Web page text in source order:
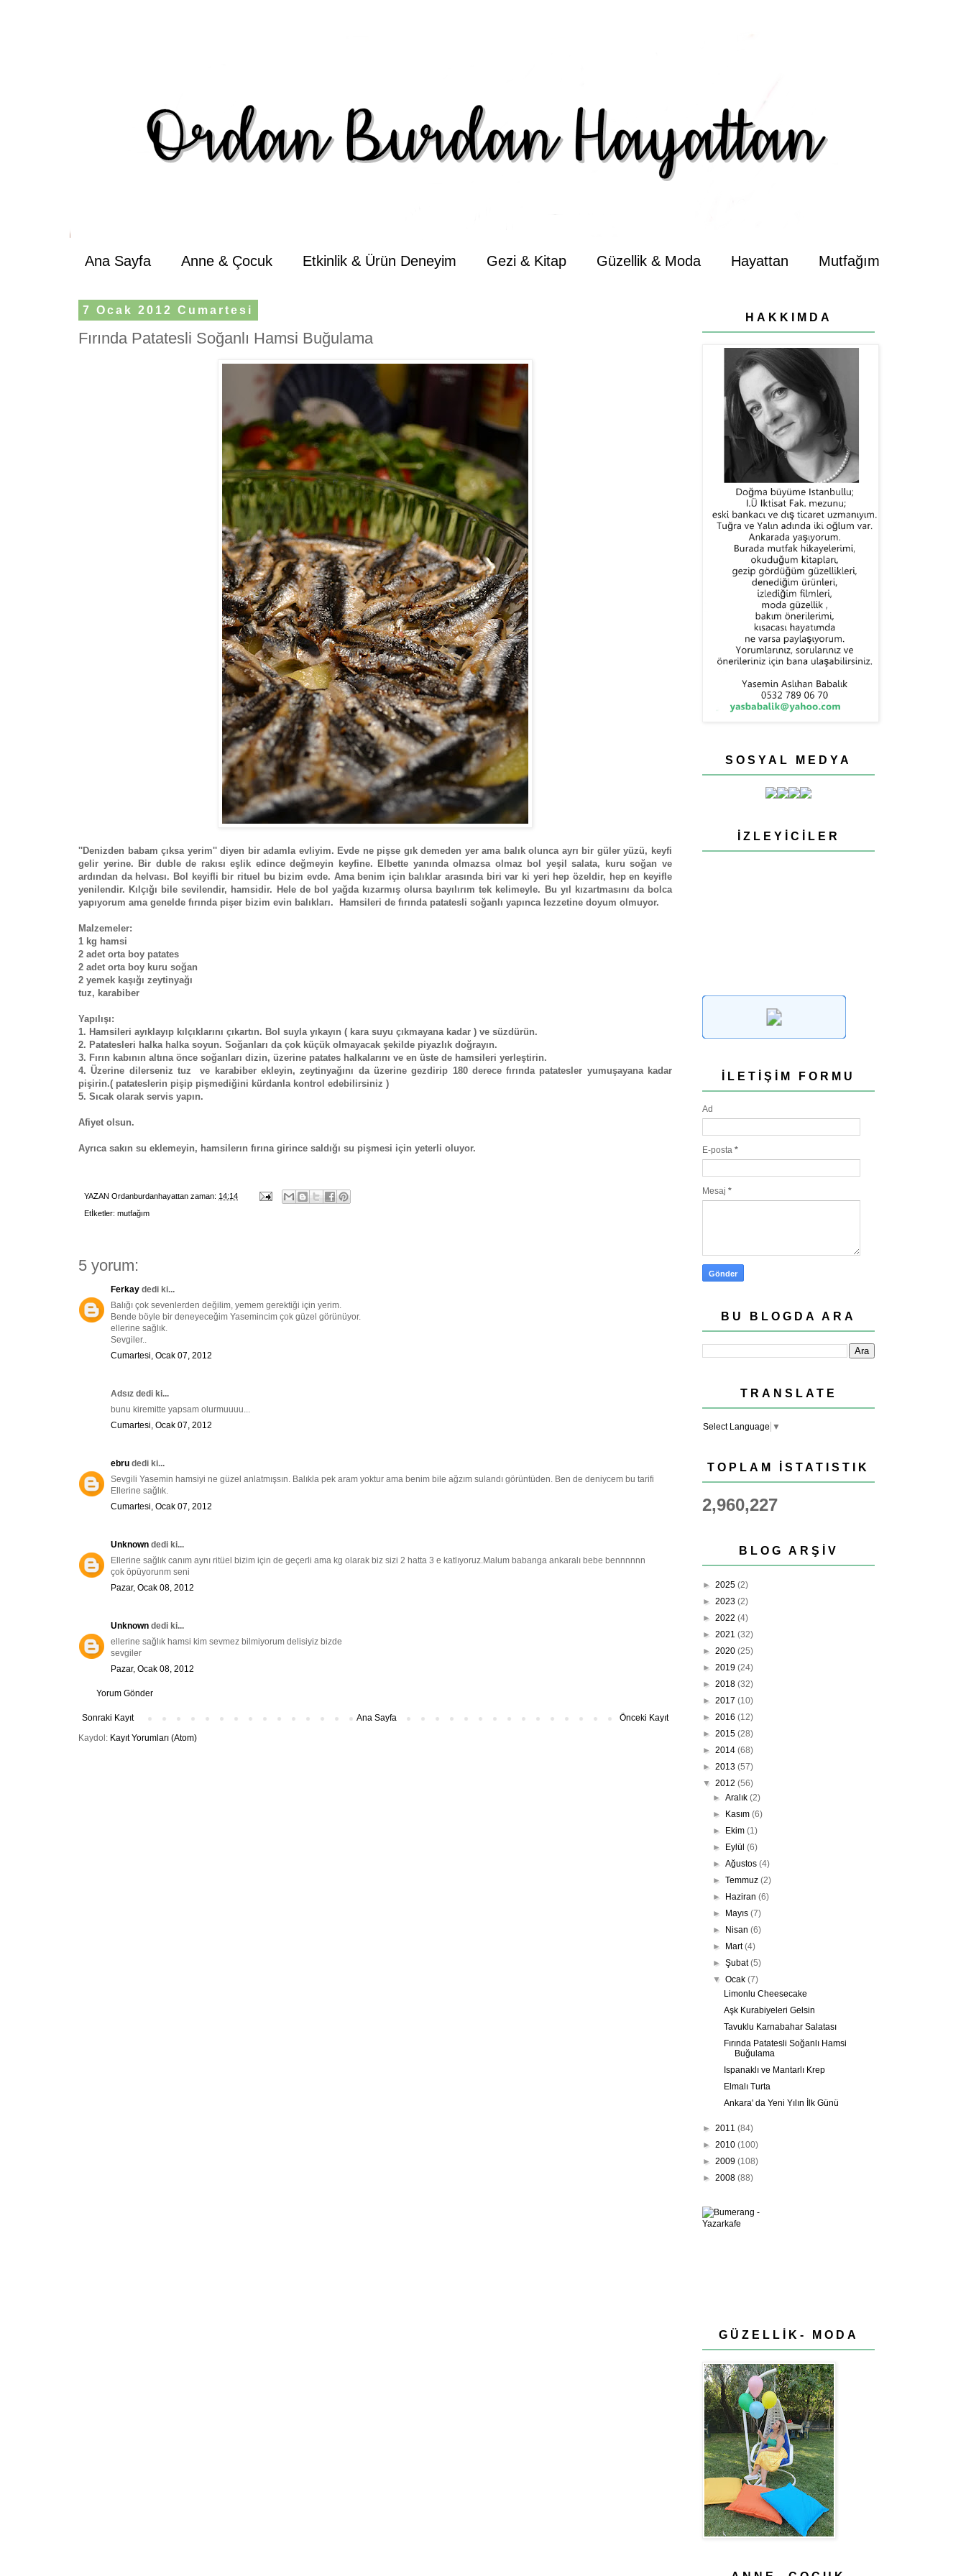
Ana Sayfa Anne & Çocuk Etkinlik & Ürün Deneyim Gezi & Kitap Güzellik & Moda Hayattan Mutfağım
7 Ocak 2012 Cumartesi
Fırında Patatesli Soğanlı Hamsi Buğulama
''Denizden babam çıksa yerim'' diyen bir adamla evliyim. Evde ne pişse gık demeden yer ama balık olunca ayrı bir güler yüzü, keyfi
gelir yerine. Bir duble de rakısı eşlik edince değmeyin keyfine. Elbette yanında olmazsa olmaz bol yeşil salata, kuru soğan ve
ardından da helvası. Bol keyifli bir rituel bu bizim evde. Ama benim için balıklar arasında biri var ki yeri hep özeldir, hep en keyifle
yenilendir. Kılçığı bile sevilendir, hamsidir. Hele de bol yağda kızarmış olursa bayılırım tek kelimeyle. Bu yıl kızartmasını da bolca
yapıyorum ama genelde fırında pişer bizim evin balıkları. Hamsileri de fırında patatesli soğanlı yapınca lezzetine doyum olmuyor.
Malzemeler:
1 kg hamsi
2 adet orta boy patates
2 adet orta boy kuru soğan
2 yemek kaşığı zeytinyağı
tuz, karabiber
Yapılışı:
1. Hamsileri ayıklayıp kılçıklarını çıkartın. Bol suyla yıkayın ( kara suyu çıkmayana kadar ) ve süzdürün.
2. Patatesleri halka halka soyun. Soğanları da çok küçük olmayacak şekilde piyazlık doğrayın.
3. Fırın kabının altına önce soğanları dizin, üzerine patates halkalarını ve en üste de hamsileri yerleştirin.
4. Üzerine dilerseniz tuz ve karabiber ekleyin, zeytinyağını da üzerine gezdirip 180 derece fırında patatesler yumuşayana kadar
pişirin.( patateslerin pişip pişmediğini kürdanla kontrol edebilirsiniz )
5. Sıcak olarak servis yapın.
Afiyet olsun.
Ayrıca sakın su eklemeyin, hamsilerın fırına girince saldığı su pişmesi için yeterli oluyor.
YAZAN Ordanburdanhayattan zaman: 14:14
Etİketler: mutfağım
5 yorum:
Ferkay dedi ki...
Balığı çok sevenlerden değilim, yemem gerektiği için yerim.
Bende böyle bir deneyeceğim Yasemincim çok güzel görünüyor.
ellerine sağlık.
Sevgiler..
Cumartesi, Ocak 07, 2012
Adsız dedi ki...
bunu kiremitte yapsam olurmuuuu...
Cumartesi, Ocak 07, 2012
ebru dedi ki...
Sevgili Yasemin hamsiyi ne güzel anlatmışsın. Balıkla pek aram yoktur ama benim bile ağzım sulandı görüntüden. Ben de deniycem bu tarifi
Ellerine sağlık.
Cumartesi, Ocak 07, 2012
Unknown dedi ki...
Ellerine sağlık canım aynı ritüel bizim için de geçerli ama kg olarak biz sizi 2 hatta 3 e katlıyoruz.Malum babanga ankaralı bebe bennnnnn
çok öpüyorunm seni
Pazar, Ocak 08, 2012
Unknown dedi ki...
ellerine sağlık hamsi kim sevmez bilmiyorum delisiyiz bizde
sevgiler
Pazar, Ocak 08, 2012
Yorum Gönder
Sonraki Kayıt Önceki Kayıt
Ana Sayfa
Kaydol: Kayıt Yorumları (Atom)
HAKKIMDA
SOSYAL MEDYA
İZLEYICILER
İLETIŞIM FORMU
Ad
E-posta *
Mesaj *
BU BLOGDA ARA
TRANSLATE
Select Language ▼
TOPLAM İSTATISTIK
2,960,227
BLOG ARŞIV
► 2025 (2)
► 2023 (2)
► 2022 (4)
► 2021 (32)
► 2020 (25)
► 2019 (24)
► 2018 (32)
► 2017 (10)
► 2016 (12)
► 2015 (28)
► 2014 (68)
► 2013 (57)
▼ 2012 (56)
►Aralık(2)
► Kasım(6)
► Ekim(1)
► Eylül(6)
►Ağustos(4)
►Temmuz(2)
► Haziran(6)
► Mayıs(7)
► Nisan(6)
► Mart(4)
►Şubat(5)
▼Ocak(7)
Limonlu Cheesecake
Aşk Kurabiyeleri Gelsin
Tavuklu Karnabahar Salatası
Fırında Patatesli Soğanlı Hamsi
Buğulama
Ispanaklı ve Mantarlı Krep
Elmalı Turta
Ankara' da Yeni Yılın İlk Günü
► 2011 (84)
► 2010 (100)
► 2009 (108)
► 2008 (88)
GÜZELLİK- MODA